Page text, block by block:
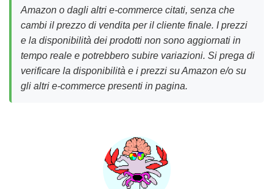
Amazon o dagli altri e-commerce citati, senza che
cambi il prezzo di vendita per il cliente finale. I prezzi
e la disponibilità dei prodotti non sono aggiornati in
tempo reale e potrebbero subire variazioni. Si prega di
verificare la disponibilità e i prezzi su Amazon e/o su
gli altri e-commerce presenti in pagina.